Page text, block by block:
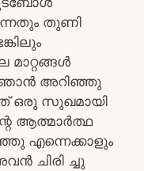
തുണി
മാറ്റങ്ങൾ
ഞാൻ അറിഞ്ഞു
ഒരു സുഖമായി
ആത്മാർത്ഥ
എന്നെക്കാളും
ചിരി ച്ചു